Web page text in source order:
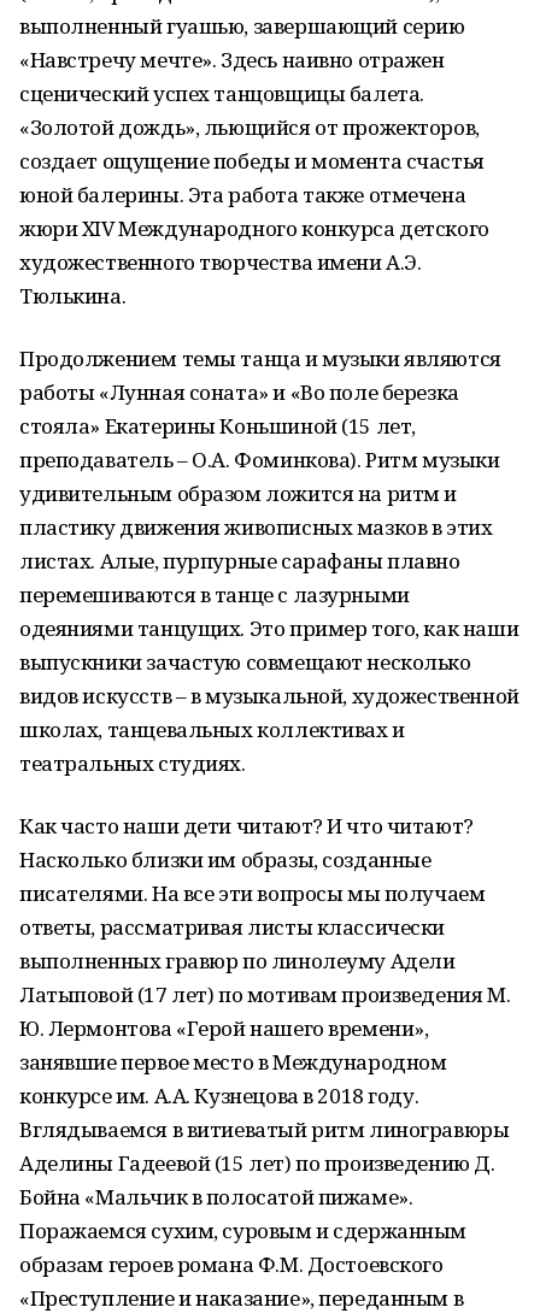
выполненный гуашью, завершающий серию
«Навстречу мечте». Здесь наивно отражен
сценический успех танцовщицы балета.
«Золотой дождь», льющийся от прожекторов,
создает ощущение победы и момента счастья
юной балерины. Эта работа также отмечена
жюри XIV Международного конкурса детского
художественного творчества имени А.Э.
Тюлькина.
Продолжением темы танца и музыки являются
работы «Лунная соната» и «Во поле березка
стояла» Екатерины Коньшиной (15 лет,
преподаватель – О.А. Фоминкова). Ритм музыки
удивительным образом ложится на ритм и
пластику движения живописных мазков в этих
листах. Алые, пурпурные сарафаны плавно
перемешиваются в танце с лазурными
одеяниями танцущих. Это пример того, как наши
выпускники зачастую совмещают несколько
видов искусств – в музыкальной, художественной
школах, танцевальных коллективах и
театральных студиях.
Как часто наши дети читают? И что читают?
Насколько близки им образы, созданные
писателями. На все эти вопросы мы получаем
ответы, рассматривая листы классически
выполненных гравюр по линолеуму Адели
Латыповой (17 лет) по мотивам произведения М.
Ю. Лермонтова «Герой нашего времени»,
занявшие первое место в Международном
конкурсе им. А.А. Кузнецова в 2018 году.
Вглядываемся в витиеватый ритм линогравюры
Аделины Гадеевой (15 лет) по произведению Д.
Бойна «Мальчик в полосатой пижаме».
Поражаемся сухим, суровым и сдержанным
образам героев романа Ф.М. Достоевского
«Преступление и наказание», переданным в